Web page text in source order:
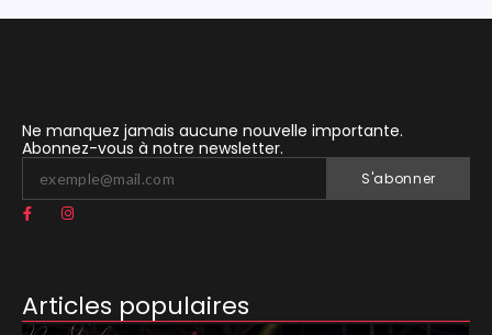
Ne manquez jamais aucune nouvelle importante.
Abonnez-vous à notre newsletter.
S'abonner
Articles populaires